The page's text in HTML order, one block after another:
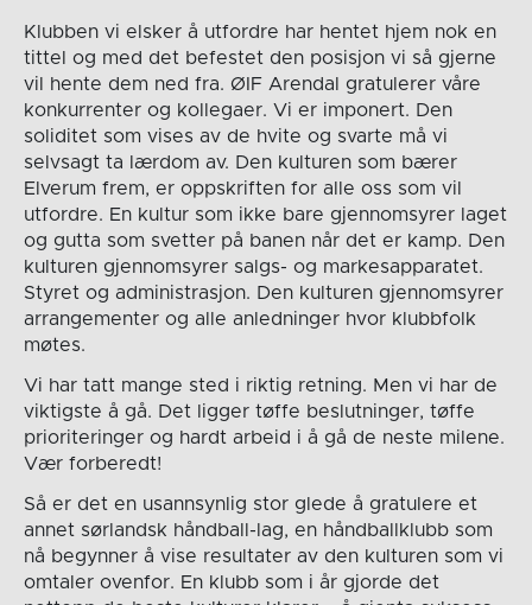
Klubben vi elsker å utfordre har hentet hjem nok en
tittel og med det befestet den posisjon vi så gjerne
vil hente dem ned fra. ØIF Arendal gratulerer våre
konkurrenter og kollegaer. Vi er imponert. Den
soliditet som vises av de hvite og svarte må vi
selvsagt ta lærdom av. Den kulturen som bærer
Elverum frem, er oppskriften for alle oss som vil
utfordre. En kultur som ikke bare gjennomsyrer laget
og gutta som svetter på banen når det er kamp. Den
kulturen gjennomsyrer salgs- og markesapparatet.
Styret og administrasjon. Den kulturen gjennomsyrer
arrangementer og alle anledninger hvor klubbfolk
møtes.
Vi har tatt mange sted i riktig retning. Men vi har de
viktigste å gå. Det ligger tøffe beslutninger, tøffe
prioriteringer og hardt arbeid i å gå de neste milene.
Vær forberedt!
Så er det en usannsynlig stor glede å gratulere et
annet sørlandsk håndball-lag, en håndballklubb som
nå begynner å vise resultater av den kulturen som vi
omtaler ovenfor. En klubb som i år gjorde det